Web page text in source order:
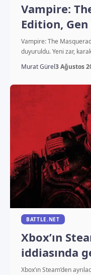
Vampire:
Edition, Gen
duyuruldu
Vampire: The
duyuruldu. Yeni zar,
Murat Gürel3 Ağustos
BATTLE.NET
Xbox’ın
iddiasında
Xbox’ın Steam’den